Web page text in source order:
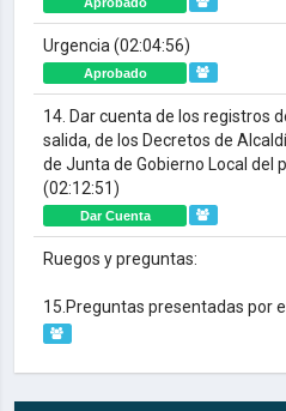
Urgencia (02:04:56)
Aprobado
14. Dar cuenta de los registros
salida, de los Decretos de
de Junta de Gobierno Local del
(02:12:51)
Dar Cuenta
Ruegos y preguntas:
15.Preguntas presentadas por